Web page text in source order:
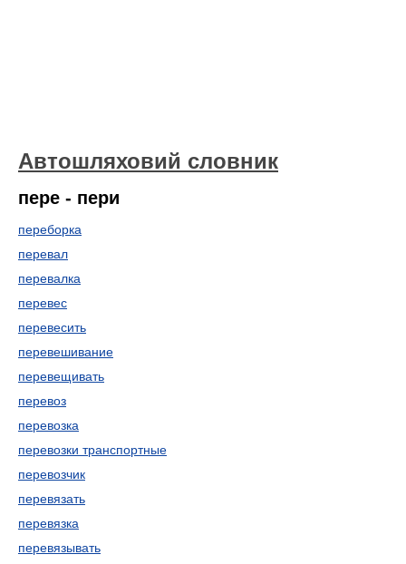
Автошляховий словник
пере - пери
переборка
перевал
перевалка
перевес
перевесить
перевешивание
перевещивать
перевоз
перевозка
перевозки транспортные
перевозчик
перевязать
перевязка
перевязывать